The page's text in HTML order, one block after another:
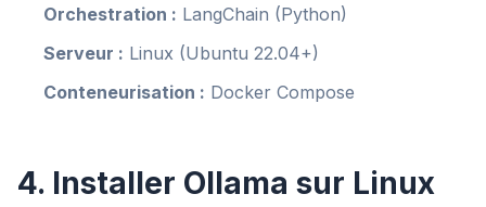
Orchestration : LangChain (Python)
Serveur : Linux (Ubuntu 22.04+)
Conteneurisation : Docker Compose
4. Installer Ollama sur Linux